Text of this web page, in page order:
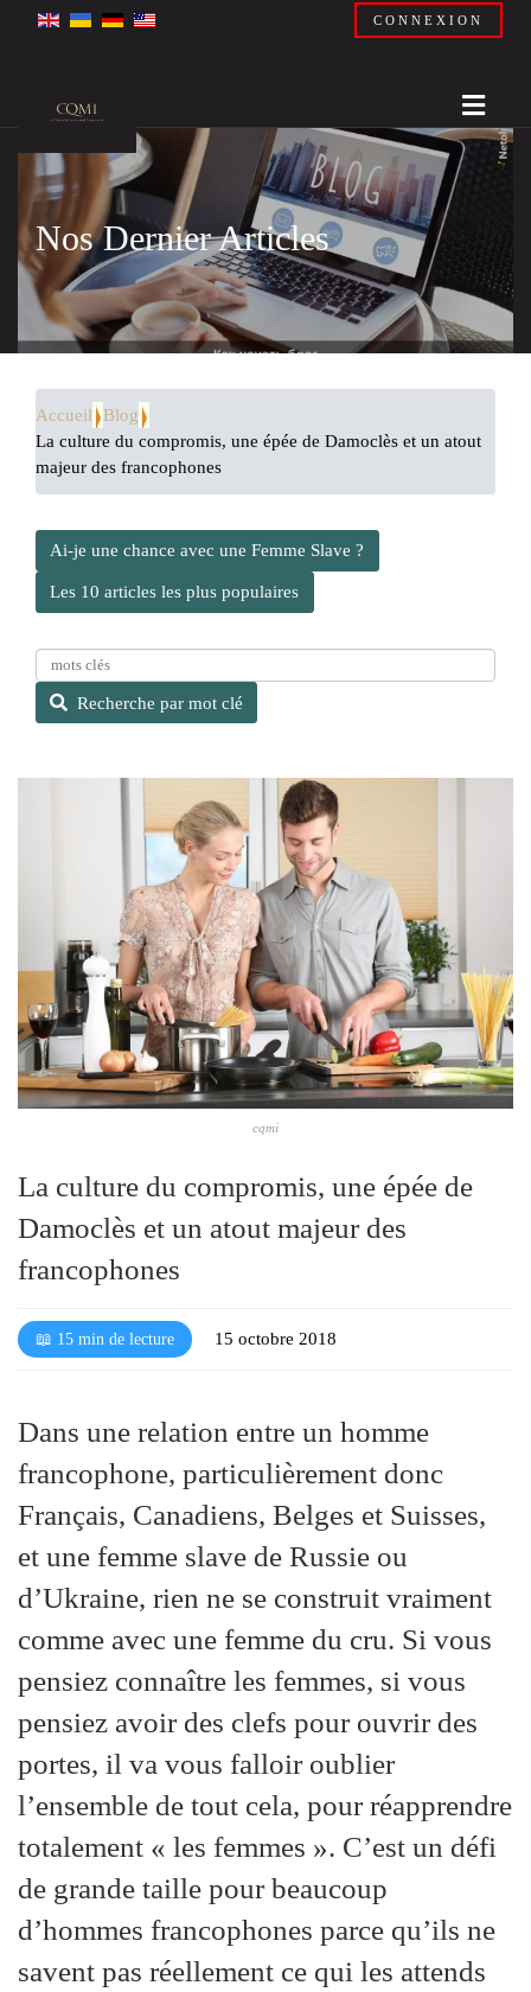
CONNEXION
Nos Dernier Articles
Accueil
Blog
La culture du compromis, une épée de Damoclès et un atout
majeur des francophones
Ai-je une chance avec une Femme Slave ?
Les 10 articles les plus populaires
e
m
o
t
c
l
é
Recherche par mot clé
cqmi
La culture du compromis, une épée de
Damoclès et un atout majeur des
francophones
📖 15 min de lecture 15 octobre 2018
Dans une relation entre un homme
francophone, particulièrement donc
Français, Canadiens, Belges et Suisses,
et une femme slave de Russie ou
d’Ukraine, rien ne se construit vraiment
comme avec une femme du cru. Si vous
pensiez connaître les femmes, si vous
pensiez avoir des clefs pour ouvrir des
portes, il va vous falloir oublier
l’ensemble de tout cela, pour réapprendre
totalement « les femmes ». C’est un défi
de grande taille pour beaucoup
d’hommes francophones parce qu’ils ne
savent pas réellement ce qui les attends